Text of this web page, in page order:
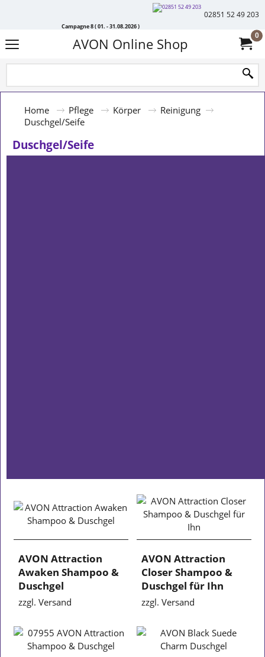
Campagne 8 ( 01. - 31.08.2026 )
02851 52 49 203
AVON Online Shop 0
Home Pflege Körper
Reinigung
Duschgel/Seife
Duschgel/Seife
AVON Attraction
Awaken Shampoo &
Duschgel
zzgl. Versand
AVON Attraction
Closer Shampoo &
Duschgel für Ihn
zzgl. Versand